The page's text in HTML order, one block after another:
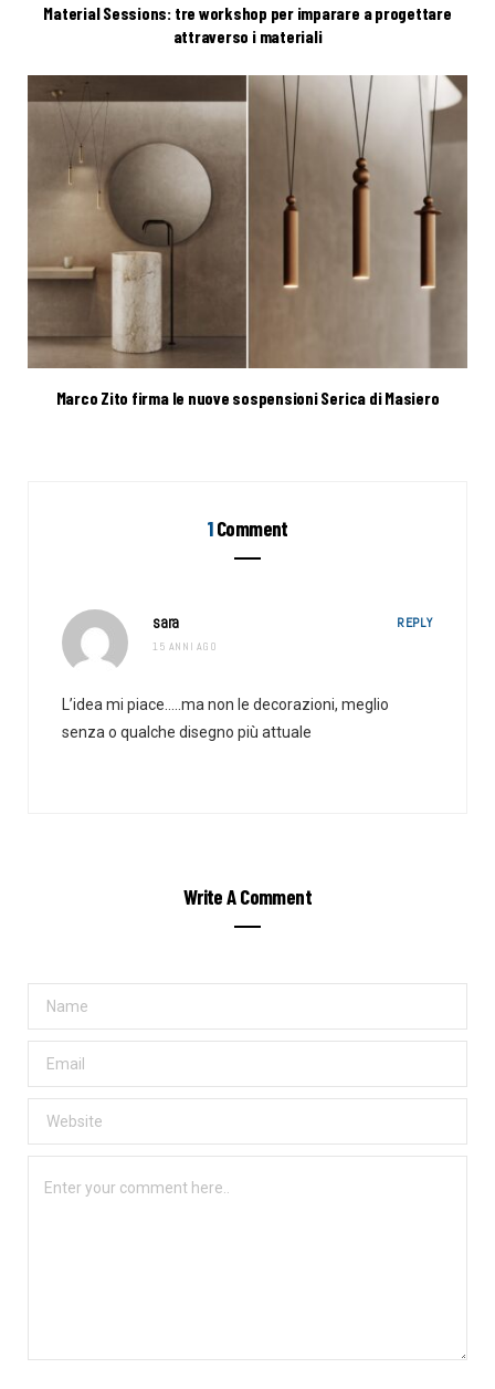
Material Sessions: tre workshop per imparare a progettare
attraverso i materiali
Marco Zito firma le nuove sospensioni Serica di Masiero
1Comment
sara
15 ANNI AGO
REPLY
L’idea mi piace…..ma non le decorazioni, meglio
senza o qualche disegno più attuale
Write A Comment